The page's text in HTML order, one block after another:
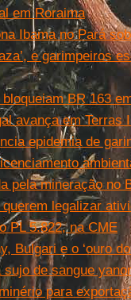
em Roraima
Ibama no Pará
e garimpeiros
BR 163
avança em Terras
epidemia de
pela mineração no
legalizar
PL 5.822, na CME
Bulgari e o ‘ouro
sujo de sangue
para